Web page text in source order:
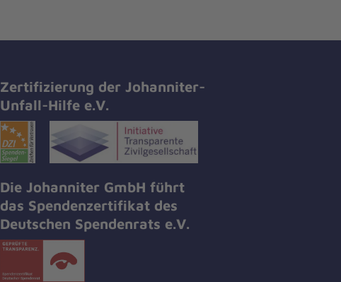
Zertifizierung der Johanniter-
Unfall-Hilfe e.V.
Die Johanniter GmbH führt
das Spendenzertifikat des
Deutschen Spendenrats e.V.